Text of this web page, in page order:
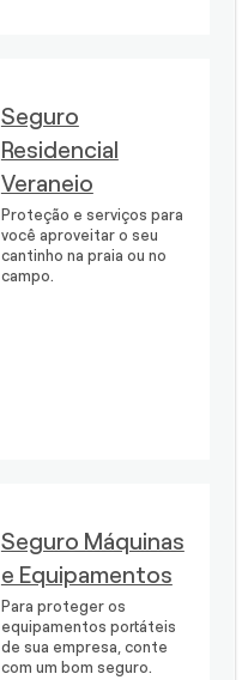
Seguro
Residencial
Veraneio
Proteção e serviços para
você aproveitar o seu
cantinho na praia ou no
campo.
Seguro Máquinas
e Equipamentos
Para proteger os
equipamentos portáteis
de sua empresa, conte
com um bom seguro.